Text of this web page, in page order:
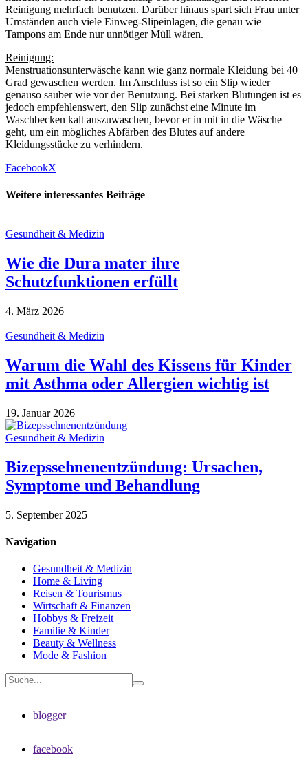
Reinigung mehrfach benutzen. Darüber hinaus spart sich Frau unter
Umständen auch viele Einweg-Slipeinlagen, die genau wie
Tampons am Ende nur unnötiger Müll wären.
Reinigung:
Menstruationsunterwäsche kann wie ganz normale Kleidung bei 40
Grad gewaschen werden. Im Anschluss ist so ein Slip wieder
genauso sauber wie vor der Benutzung. Bei starken Blutungen ist es
jedoch empfehlenswert, den Slip zunächst eine Minute im
Waschbecken kalt auszuwaschen, bevor er in mit in die Wäsche
geht, um ein mögliches Abfärben des Blutes auf andere
Kleidungsstücke zu verhindern.
FacebookX
Weitere interessantes Beiträge
Gesundheit & Medizin
Wie die Dura mater ihre
Schutzfunktionen erfüllt
4. März 2026
Gesundheit & Medizin
Warum die Wahl des Kissens für Kinder
mit Asthma oder Allergien wichtig ist
19. Januar 2026
Gesundheit & Medizin
Bizepssehnenentzündung: Ursachen,
Symptome und Behandlung
5. September 2025
Navigation
Gesundheit & Medizin
Home & Living
Reisen & Tourismus
Wirtschaft & Finanzen
Hobbys & Freizeit
Familie & Kinder
Beauty & Wellness
Mode & Fashion
blogger
facebook